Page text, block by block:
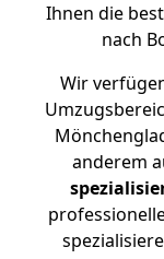
Ihnen die
nach
Wir
anderem